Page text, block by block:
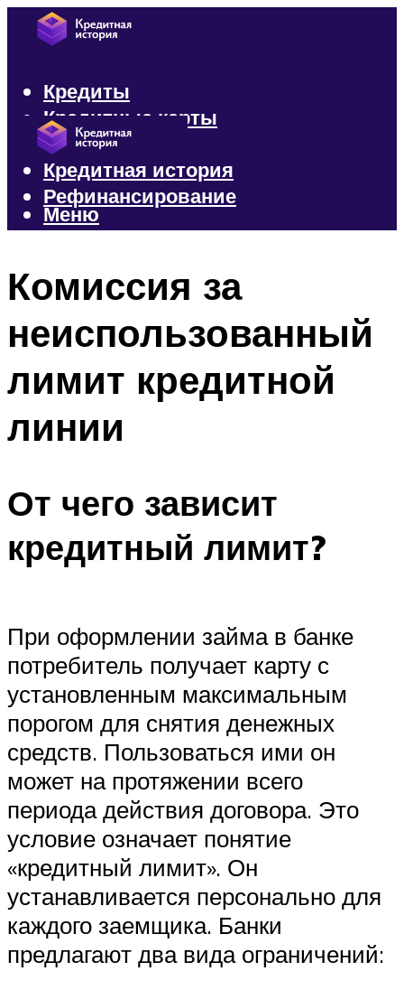
Кредиты
Кредитные карты
Микрозаймы
Кредитная история
Рефинансирование
Меню
Комиссия за
неиспользованный
лимит кредитной
линии
От чего зависит
кредитный лимит?
При оформлении займа в банке
потребитель получает карту с
установленным максимальным
порогом для снятия денежных
средств. Пользоваться ими он
может на протяжении всего
периода действия договора. Это
условие означает понятие
«кредитный лимит». Он
устанавливается персонально для
каждого заемщика. Банки
предлагают два вида ограничений: